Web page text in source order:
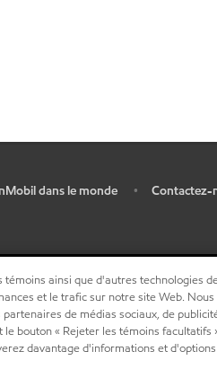
dans le monde • Contactez-
témoins ainsi que d'autres technologies
et le trafic sur notre site Web.
de médias sociaux, de
bouton « Rejeter les témoins
davantage d'informations et